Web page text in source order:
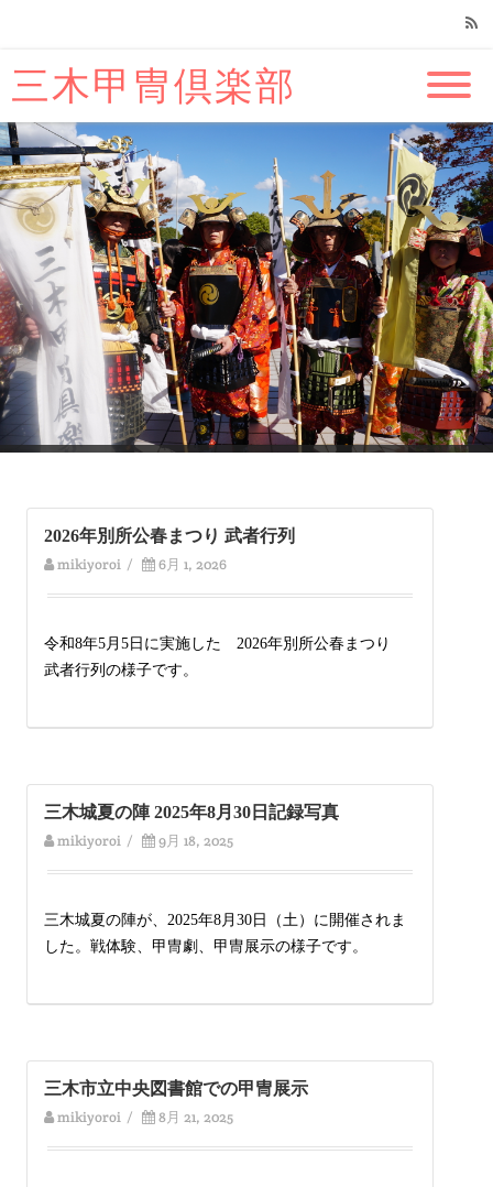
RSS
三木甲冑倶楽部
2026年別所公春まつり 武者行列
mikiyoroi / 6月 1, 2026
令和8年5月5日に実施した 2026年別所公春まつり
武者行列の様子です。
三木城夏の陣 2025年8月30日記録写真
mikiyoroi / 9月 18, 2025
三木城夏の陣が、2025年8月30日（土）に開催されま
した。戦体験、甲冑劇、甲冑展示の様子です。
三木市立中央図書館での甲冑展示
mikiyoroi / 8月 21, 2025